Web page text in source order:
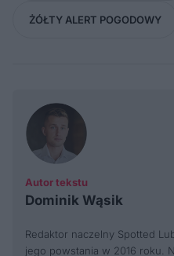
ŻÓŁTY ALERT POGODOWY
Autor tekstu
Dominik Wąsik
Redaktor naczelny Spotted
jego powstania w 2016 roku.